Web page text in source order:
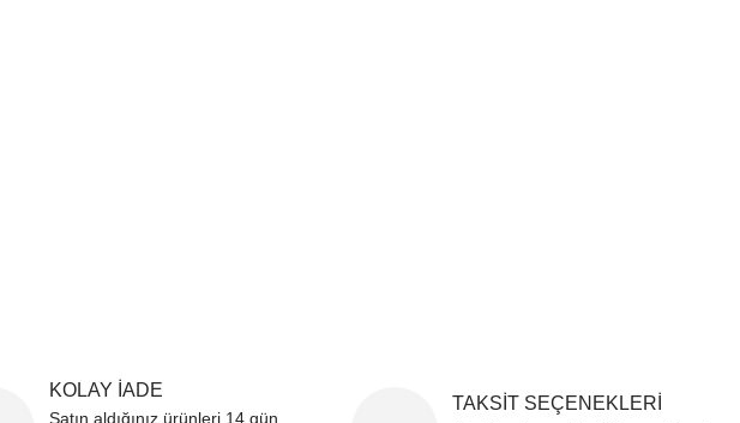
KOLAY İADE
Satın aldığınız ürünleri 14 gün
TAKSİT SEÇENEKLERİ